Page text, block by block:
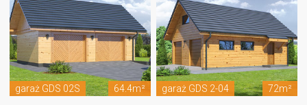
garaż GDS 02S 64.4m² garaż GDS 2-04 72m²